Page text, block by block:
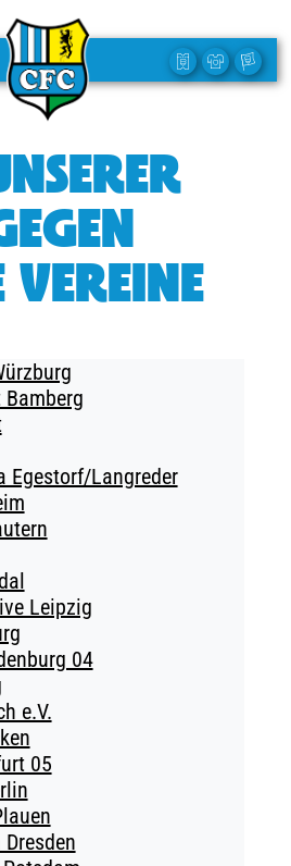
VEREINE
Egestorf/Langreder
Leipzig
04
e.V.
05